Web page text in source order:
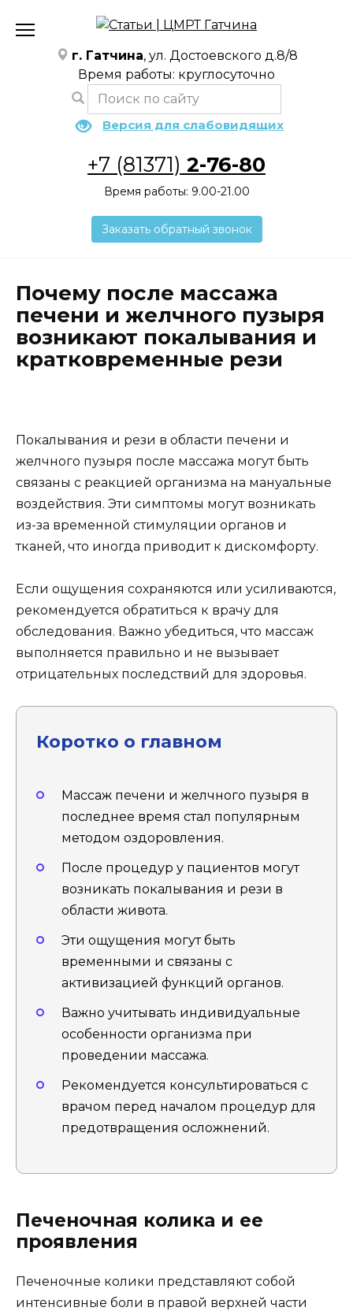
содержанию
г. Гатчина, ул. Достоевского д.8/8
Время работы: круглосуточно
Версия для слабовидящих
+7 (81371) 2-76-80
Время работы: 9.00-21.00
Заказать обратный звонок
Почему после массажа
печени и желчного пузыря
возникают покалывания и
кратковременные рези
Покалывания и рези в области печени и
желчного пузыря после массажа могут быть
связаны с реакцией организма на мануальные
воздействия. Эти симптомы могут возникать
из-за временной стимуляции органов и
тканей, что иногда приводит к дискомфорту.
Если ощущения сохраняются или усиливаются,
рекомендуется обратиться к врачу для
обследования. Важно убедиться, что массаж
выполняется правильно и не вызывает
отрицательных последствий для здоровья.
Коротко о главном
Массаж печени и желчного пузыря в
последнее время стал популярным
методом оздоровления.
После процедур у пациентов могут
возникать покалывания и рези в
области живота.
Эти ощущения могут быть
временными и связаны с
активизацией функций органов.
Важно учитывать индивидуальные
особенности организма при
проведении массажа.
Рекомендуется консультироваться с
врачом перед началом процедур для
предотвращения осложнений.
Печеночная колика и ее
проявления
Печеночные колики представляют собой
интенсивные боли в правой верхней части